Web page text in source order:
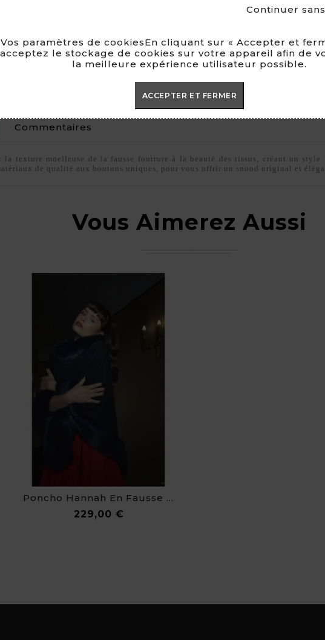
Continuer
Vos paramètres de cookiesEn cliquant sur « Accepter et
acceptez le stockage de cookies sur votre appareil afin de
la meilleure expérience utilisateur possible.
ACCEPTER ET FERMER
Commentaires
la texture moelleuse de la fausse fourrure à la beauté des tissus, créant un
de qualité aux boutons uniques, pour vous offrir un snood original et
Vous Aimerez Aussi
Poncho Hannah En Fausse Fourrure De Luxe
229,00 €